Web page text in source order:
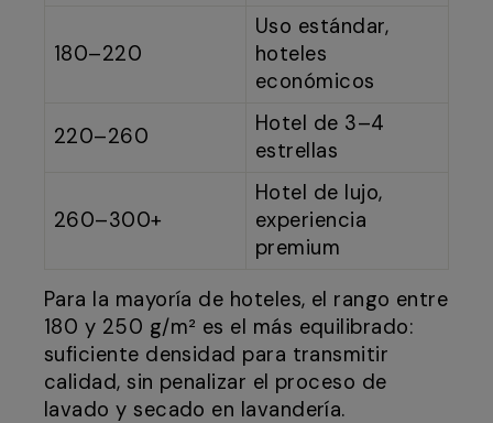
180–220
Uso estándar,
hoteles
económicos
220–260
Hotel de 3–4
estrellas
260–300+
Hotel de lujo,
experiencia
premium
Para la mayoría de hoteles, el rango entre
180 y 250 g/m² es el más equilibrado:
suficiente densidad para transmitir
calidad, sin penalizar el proceso de
lavado y secado en lavandería.